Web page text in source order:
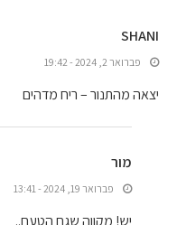
SHANI
פברואר 2, 2024 - 19:42
יצאה מהתנור – ריח מדהים
מור
פברואר 19, 2024 - 13:41
יש! מקווה שגם הטעם..